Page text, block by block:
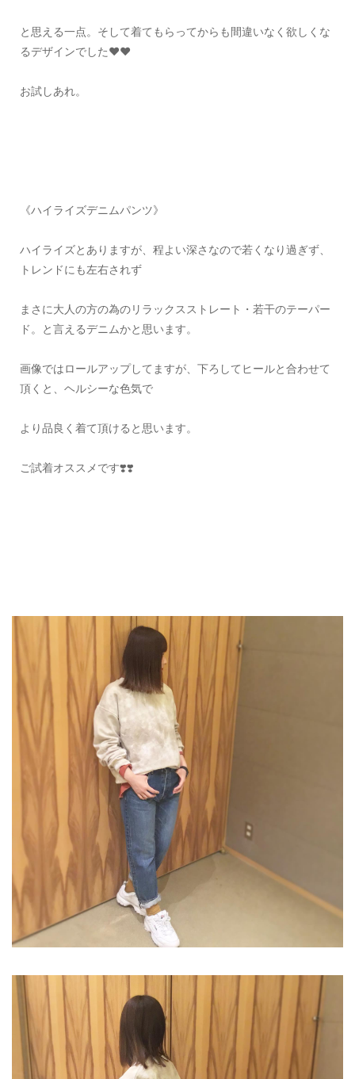
と思える一点。そして着てもらってからも間違いなく欲しくな
るデザインでした❤️❤️
お試しあれ。
《ハイライズデニムパンツ》
ハイライズとありますが、程よい深さなので若くなり過ぎず、
トレンドにも左右されず
まさに大人の方の為のリラックスストレート・若干のテーパー
ド。と言えるデニムかと思います。
画像ではロールアップしてますが、下ろしてヒールと合わせて
頂くと、ヘルシーな色気で
より品良く着て頂けると思います。
ご試着オススメです❣️❣️